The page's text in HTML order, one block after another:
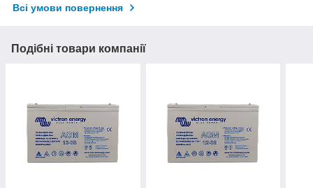
Всі умови повернення
Подібні товари компанії